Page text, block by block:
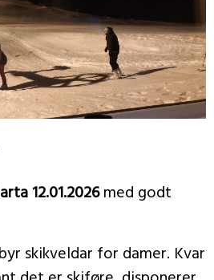
12.01.2026med godt
skikveldar for damer. Kvar